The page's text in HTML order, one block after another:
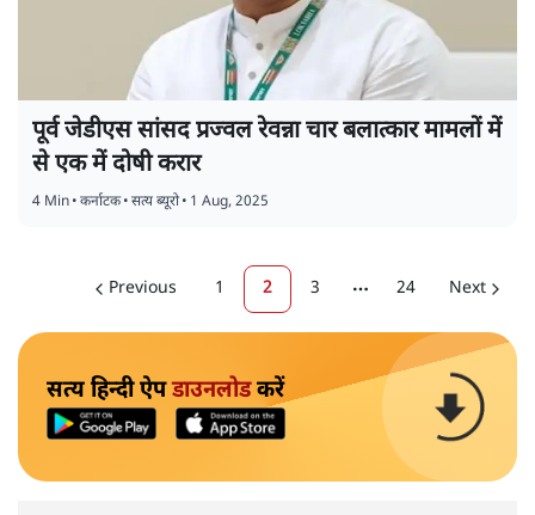
पूर्व जेडीएस सांसद प्रज्वल रेवन्ना चार बलात्कार मामलों में
से एक में दोषी करार
4 Min•कर्नाटक•सत्य ब्यूरो• 1 Aug, 2025
Previous 1 2 3 More pages
24 Next
सत्य हिन्दी ऐपडाउनलोडकरें